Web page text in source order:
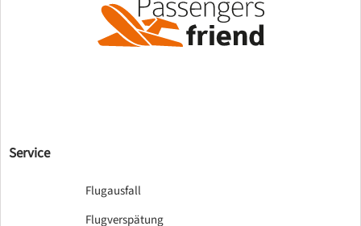
Service
Flugausfall
Flugverspätung